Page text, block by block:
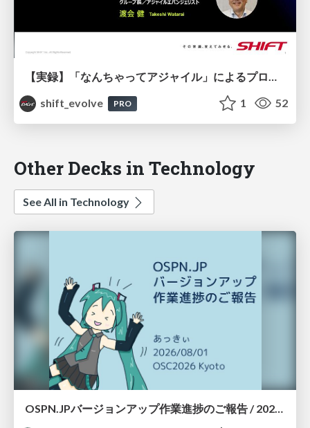
【実録】「なんちゃってアジャイル」によるプロジェクト崩壊とその教訓 / 20260723 Takeshi Watarai
shift_evolve
PRO 1 52
Other Decks in Technology
See All in Technology